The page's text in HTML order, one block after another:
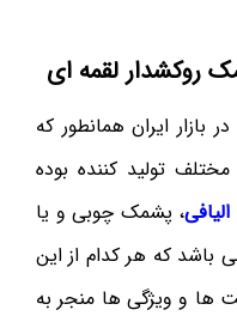
روکشدار لقمه ای
ایران همانطور که
تولید کننده بوده
، پشمک چوبی و یا
باشد که هر کدام از این
و ویژگی ها منجر به